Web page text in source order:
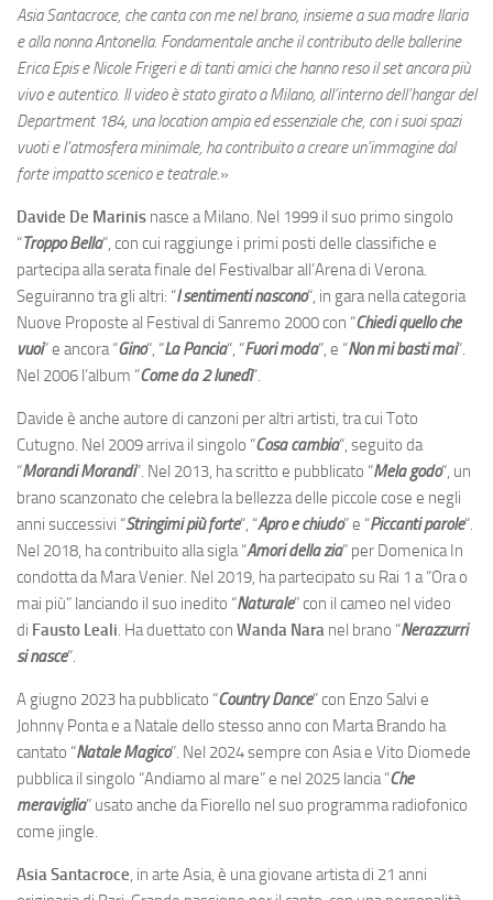
Asia Santacroce, che canta con me nel brano, insieme a sua madre Ilaria
e alla nonna Antonella. Fondamentale anche il contributo delle ballerine
Erica Epis e Nicole Frigeri e di tanti amici che hanno reso il set ancora più
vivo e autentico. Il video è stato girato a Milano, all’interno dell’hangar del
Department 184, una location ampia ed essenziale che, con i suoi spazi
vuoti e l’atmosfera minimale, ha contribuito a creare un’immagine dal
forte impatto scenico e teatrale.»
Davide De Marinis nasce a Milano. Nel 1999 il suo primo singolo
“Troppo Bella“, con cui raggiunge i primi posti delle classifiche e
partecipa alla serata finale del Festivalbar all’Arena di Verona.
Seguiranno tra gli altri: “I sentimenti nascono“, in gara nella categoria
Nuove Proposte al Festival di Sanremo 2000 con “Chiedi quello che
vuoi” e ancora “Gino“, “La Pancia“, “Fuori moda“, e “Non mi basti mai“.
Nel 2006 l’album “Come da 2 lunedì“.
Davide è anche autore di canzoni per altri artisti, tra cui Toto
Cutugno. Nel 2009 arriva il singolo “Cosa cambia“, seguito da
“Morandi Morandi”. Nel 2013, ha scritto e pubblicato “Mela godo“, un
brano scanzonato che celebra la bellezza delle piccole cose e negli
anni successivi “Stringimi più forte“, “Apro e chiudo” e “Piccanti parole“.
Nel 2018, ha contribuito alla sigla “Amori della zia” per Domenica In
condotta da Mara Venier. Nel 2019, ha partecipato su Rai 1 a “Ora o
mai più” lanciando il suo inedito “Naturale” con il cameo nel video
di Fausto Leali. Ha duettato con Wanda Nara nel brano “Nerazzurri
si nasce“.
A giugno 2023 ha pubblicato “Country Dance” con Enzo Salvi e
Johnny Ponta e a Natale dello stesso anno con Marta Brando ha
cantato “Natale Magico”. Nel 2024 sempre con Asia e Vito Diomede
pubblica il singolo “Andiamo al mare” e nel 2025 lancia “Che
meraviglia” usato anche da Fiorello nel suo programma radiofonico
come jingle.
Asia Santacroce, in arte Asia, è una giovane artista di 21 anni